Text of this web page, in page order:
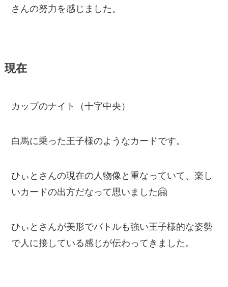
さんの努力を感じました。
現在
カップのナイト（十字中央）
白馬に乗った王子様のようなカードです。
ひぃとさんの現在の人物像と重なっていて、楽し
いカードの出方だなって思いました🤗
ひぃとさんが美形でバトルも強い王子様的な姿勢
で人に接している感じが伝わってきました。